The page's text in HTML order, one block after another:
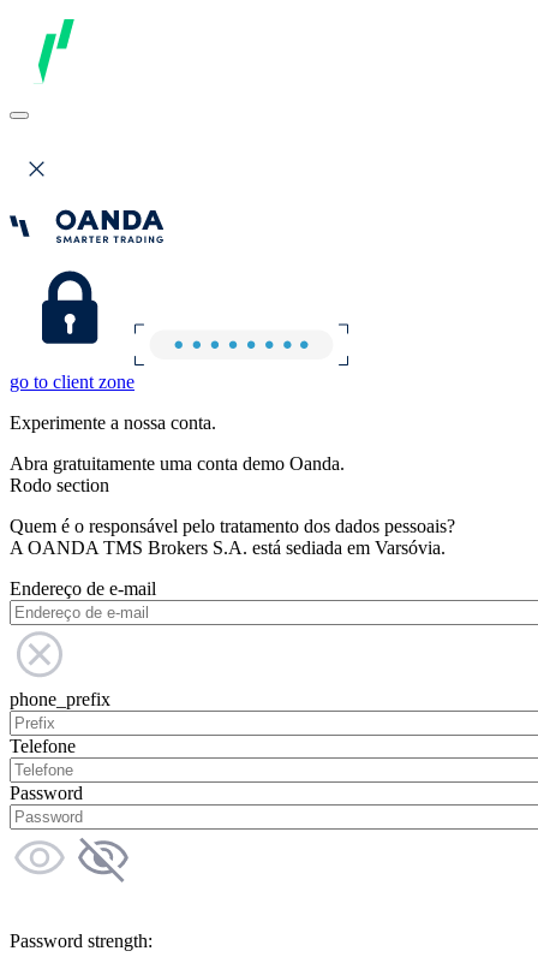
go to client zone
Experimente a nossa conta.
Abra gratuitamente uma conta demo Oanda.
Rodo section
Quem é o responsável pelo tratamento dos dados pessoais?
A OANDA TMS Brokers S.A. está sediada em Varsóvia.
Endereço de e-mail
phone_prefix
Telefone
Password
Password strength: